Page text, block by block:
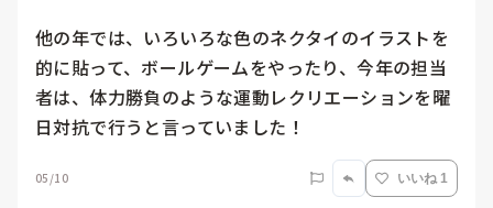
他の年では、いろいろな色のネクタイのイラストを
的に貼って、ボールゲームをやったり、今年の担当
者は、体力勝負のような運動レクリエーションを曜
日対抗で行うと言っていました！
05/10 いいね 1